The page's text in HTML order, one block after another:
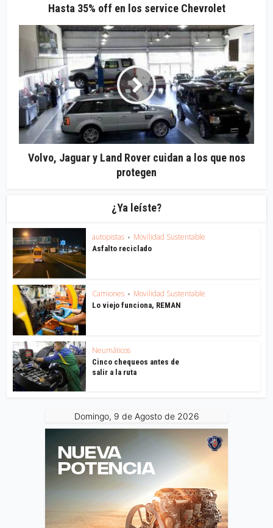
Hasta 35% off en los service Chevrolet
Volvo, Jaguar y Land Rover cuidan a los que nos
protegen
¿Ya leíste?
autopistas • Movilidad Sustentable
Asfalto reciclado
Camiones • Movilidad Sustentable
Lo viejo funciona, REMAN
Neumáticos
Cinco chequeos antes de
salir a la ruta
Domingo, 9 de Agosto de 2026